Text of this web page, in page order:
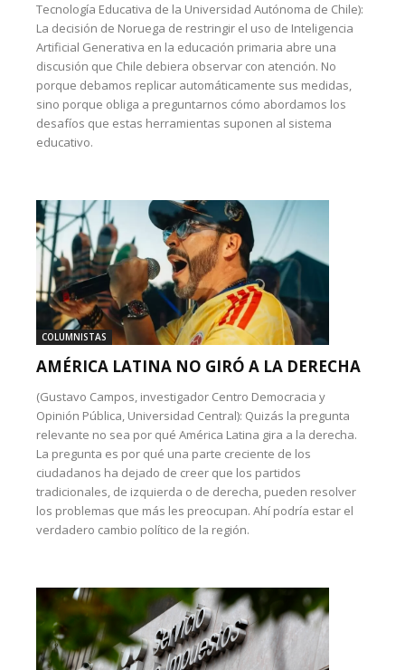
Tecnología Educativa de la Universidad Autónoma de Chile):
La decisión de Noruega de restringir el uso de Inteligencia
Artificial Generativa en la educación primaria abre una
discusión que Chile debiera observar con atención. No
porque debamos replicar automáticamente sus medidas,
sino porque obliga a preguntarnos cómo abordamos los
desafíos que estas herramientas suponen al sistema
educativo.
COLUMNISTAS
AMÉRICA LATINA NO GIRÓ A LA DERECHA
(Gustavo Campos, investigador Centro Democracia y
Opinión Pública, Universidad Central): Quizás la pregunta
relevante no sea por qué América Latina gira a la derecha.
La pregunta es por qué una parte creciente de los
ciudadanos ha dejado de creer que los partidos
tradicionales, de izquierda o de derecha, pueden resolver
los problemas que más les preocupan. Ahí podría estar el
verdadero cambio político de la región.